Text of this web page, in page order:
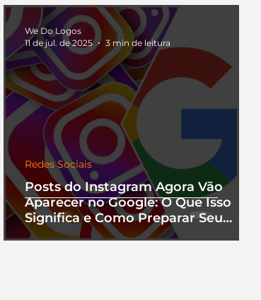
Posts do Instagram Agora Vão
Aparecer no Google: O Que Isso
Significa e Como Preparar Seu
Perfil
Redes Sociais
We Do Logos
11 de jul. de 2025
3 min de leitura